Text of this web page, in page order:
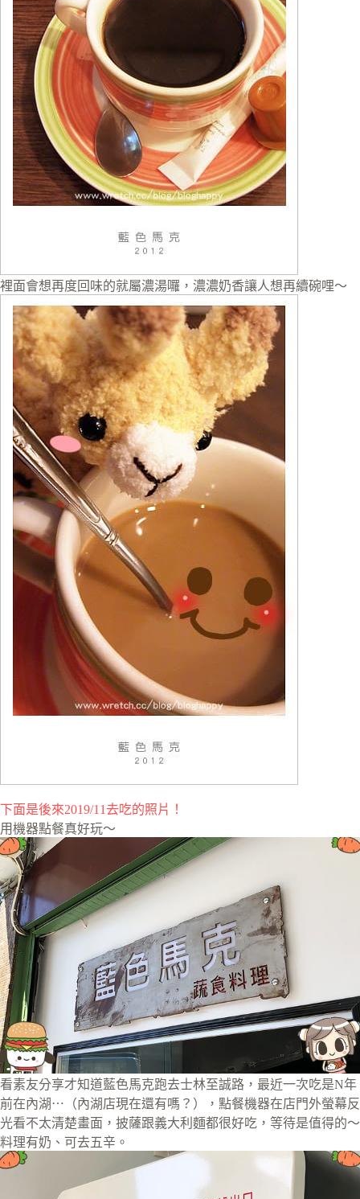
裡面會想再度回味的就屬濃湯囉，濃濃奶香讓人想再續碗哩～
下面是後來2019/11去吃的照片！
用機器點餐真好玩～
看素友分享才知道藍色馬克跑去士林至誠路，最近一次吃是N年
前在內湖⋯（內湖店現在還有嗎？），點餐機器在店門外螢幕反
光看不太清楚畫面，披薩跟義大利麵都很好吃，等待是值得的～
料理有奶、可去五辛。